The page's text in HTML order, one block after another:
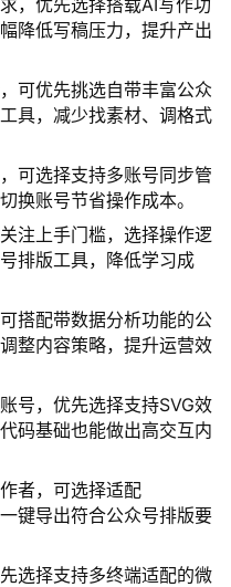
，优先选择搭载AI写作功
降低写稿压力，提升产出
可优先挑选自带丰富公众
具，减少找素材、调格式
可选择支持多账号同步管
换账号节省操作成本。
注上手门槛，选择操作逻
排版工具，降低学习成
搭配带数据分析功能的公
整内容策略，提升运营效
号，优先选择支持SVG效
码基础也能做出高交互内
者，可选择适配
键导出符合公众号排版要
选择支持多终端适配的微